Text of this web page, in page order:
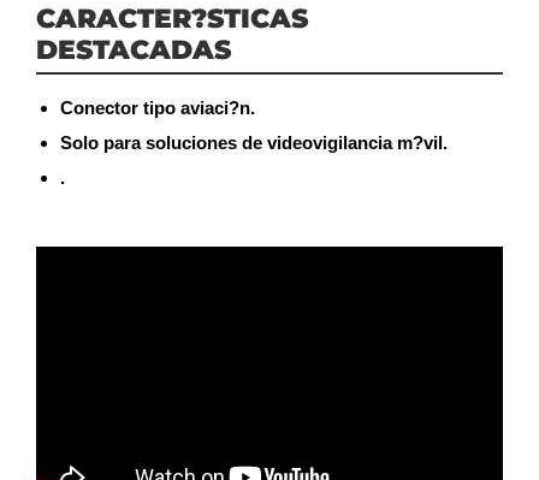
CARACTER?STICAS
DESTACADAS
Conector tipo aviaci?n.
Solo para soluciones de videovigilancia m?vil.
.